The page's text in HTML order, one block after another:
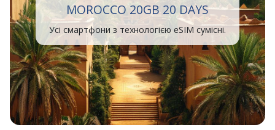
MOROCCO 20GB 20 DAYS
Усі смартфони з технологією eSIM сумісні.